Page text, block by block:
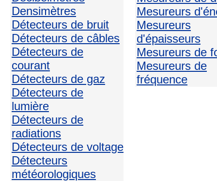
Densimètres
Détecteurs de bruit
Détecteurs de câbles
Détecteurs de
courant
Détecteurs de gaz
Détecteurs de
lumière
Détecteurs de
radiations
Détecteurs de voltage
Détecteurs
météorologiques
Mesureurs
Mesureurs
d'épaisseurs
Mesureurs de
Mesureurs de
fréquence